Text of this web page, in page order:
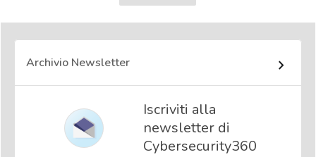
Archivio Newsletter
Iscriviti alla
newsletter di
Cybersecurity360